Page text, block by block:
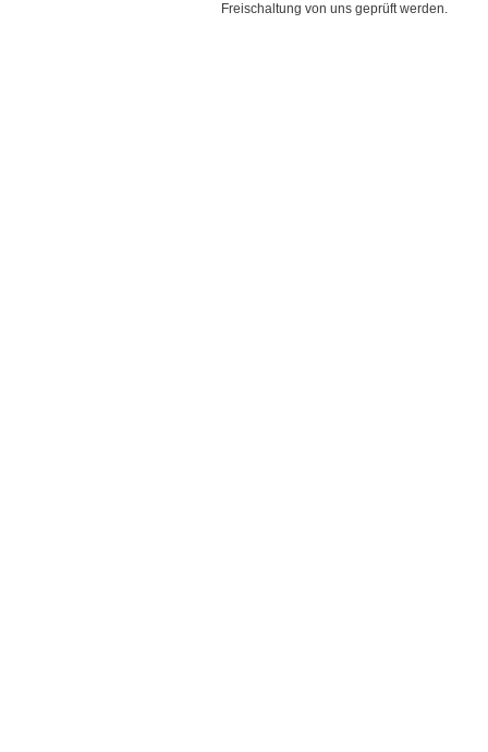
Freischaltung von uns geprüft werden.